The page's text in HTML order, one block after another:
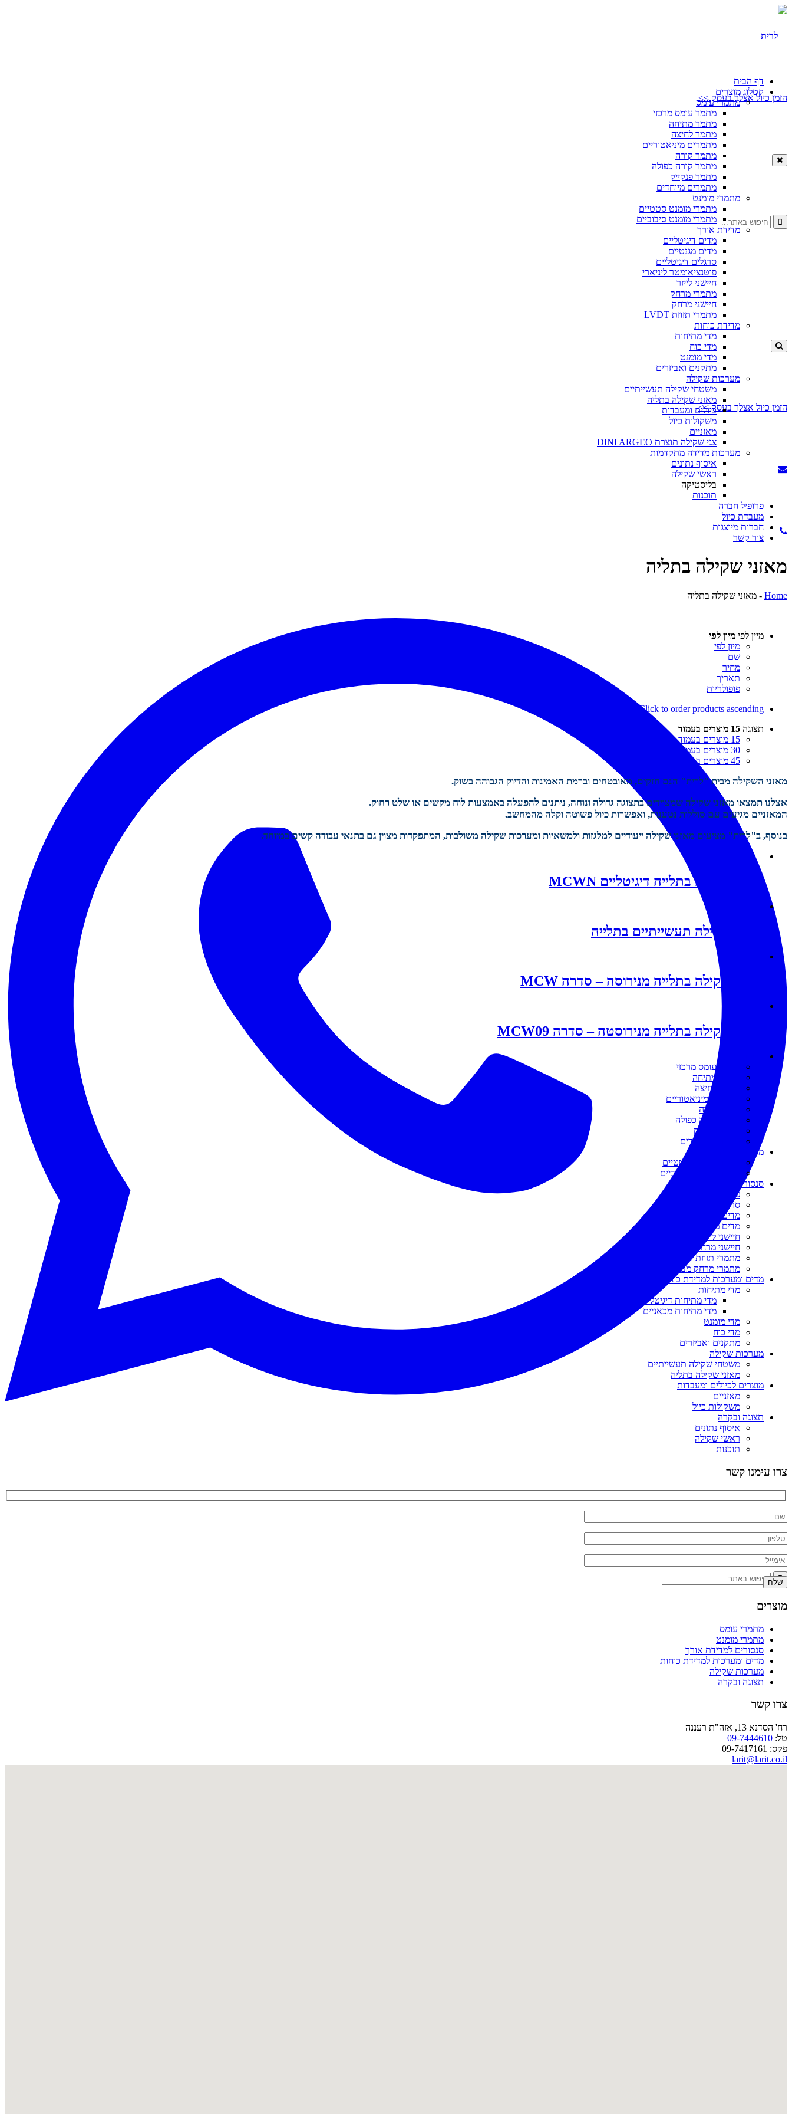
הזמן כיול אצלך בעסק >>
הזמן כיול אצלך בעסק >>
09-7444610
דף הבית
קטלוג מוצרים
מתמרי עומס
מתמר עומס מרכזי
מתמר מתיחה
מתמר לחיצה
מתמרים מיניאטוריים
מתמר קורה
מתמר קורה כפולה
מתמר פנקייק
מתמרים מיוחדים
מתמרי מומנט
מתמרי מומנט סטטיים
מתמרי מומנט סיבוביים
מדידת אורך
מדים דיגיטליים
מדים מגנטיים
סרגלים דיגיטליים
פוטנציאומטר ליניארי
חיישני לייזר
מתמרי מרחק
חיישני מרחק
מתמרי תזוזת LVDT
מדידת כוחות
מדי מתיחות
מדי כוח
מדי מומנט
מתקנים ואביזרים
מערכות שקילה
משטחי שקילה תעשייתיים
מאזני שקילה בתליה
כיולים ומעבדות
משקולות כיול
מאזניים
צגי שקילה תוצרת DINI ARGEO
מערכות מדידה מתקדמות
איסוף נתונים
ראשי שקילה
בליסטיקה
תוכנות
פרופיל חברה
מעבדת כיול
חברות מיוצגות
צור קשר
מאזני שקילה בתליה
Home
- מאזני שקילה בתליה
מיין לפי מיון לפי
מיון לפי
שם
מחיר
תאריך
פופולריות
Click to order products ascending
תצוגה 15 מוצרים בעמוד
15 מוצרים בעמוד
30 מוצרים בעמוד
45 מוצרים בעמוד
מאזני השקילה מבית "לרית" הנם חזקים, מאובטחים וברמת האמינות והדיוק הגבוהה בשוק.
אצלנו תמצאו מאזני שקילה שמצוידים בתצוגה גדולה ונוחה, ניתנים להפעלה באמצעות לוח מקשים או שלט רחוק.
המאזניים מגיעים עם סוללות נטענות, ואפשרות כיול פשוטה וקלה מהמחשב.
בנוסף, ב"לרית" מציעים מאזני שקילה ייעודיים למלגזות ולמשאיות ומערכות שקילה משולבות, המתפקדות מצוין גם בתנאי עבודה קשים במיוחד.
מאזני שקילה בתלייה דיגיטליים MCWN
מאזני שקילה תעשייתיים בתלייה
מאזני שקילה בתלייה מנירוסה – סדרה MCW
מאזני שקילה בתלייה מנירוסטה – סדרה MCW09
מתמר עומס מרכזי
מתמר מתיחה
מתמר לחיצה
מתמרים מיניאטוריים
מתמר קורה
מתמר קורה כפולה
מתמר פנקייק
מתמרים מיוחדים
מתמרי מומנט
מתמרי מומנט סטטיים
מתמרי מומנט סיבוביים
סנסורים למדידת אורך
פוטנציאומטר ליניארי
סרגלים דיגיטליים
מדים דיגיטליים
מדים מגנטיים
חיישני לייזר
חיישני מרחק
מתמרי תזוזת LVDT
מתמרי מרחק מבוססי חוט
מדים ומערכות למדידת כוחות
מדי מתיחות
מדי מתיחות דיגיטליים
מדי מתיחות מכאניים
מדי מומנט
מדי כוח
מתקנים ואביזרים
מערכות שקילה
משטחי שקילה תעשייתיים
מאזני שקילה בתליה
מוצרים לכיולים ומעבדות
מאזניים
משקולות כיול
תצוגה ובקרה
איסוף נתונים
ראשי שקילה
תוכנות
צרו עימנו קשר
מוצרים
מתמרי עומס
מתמרי מומנט
סנסורים למדידת אורך
מדים ומערכות למדידת כוחות
מערכות שקילה
תצוגה ובקרה
צרו קשר
רח' הסדנא 13, אזה"ת רעננה
טל: 09-7444610
פקס: 09-7417161
larit@larit.co.il